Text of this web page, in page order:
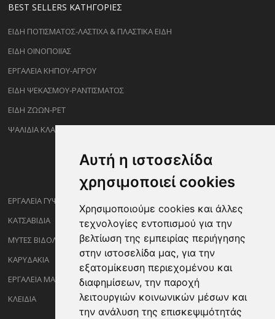
Αυτή η ιστοσελίδα
χρησιμοποιεί cookies
Χρησιμοποιούμε cookies και άλλες
τεχνολογίες εντοπισμού για την
βελτίωση της εμπειρίας περιήγησης
στην ιστοσελίδα μας, για την
εξατομίκευση περιεχομένου και
διαφημίσεων, την παροχή
λειτουργιών κοινωνικών μέσων και
την ανάλυση της επισκεψιμότητάς
BEST SELLERS ΚΑΤΗΓΟΡΊΕΣ
ΕΙΔΗ ΠΟΤΙΣΜΑΤΟΣ-ΛΑΣΤΙΧΑ & ΠΛΑΣΤΙΚΑ ΕΙΔΗ
ΕΙΔΗ ΟΙΝΟΠΟΙΪΑΣ
ΕΡΓΑΛΕΙΑ ΚΗΠΟΥ-ΑΓΡΟΥ
ΕΙΔΗ ΨΕΚΑΣΜΟΥ-ΡΑΝΤΙΣΜΑΤΟΣ
ΕΙΔΗ ΖΩΩΝ-PET
ΨΑΛΙΔΙΑ ΚΛΑΔΕΜΑΤΟΣ
ΕΡΓΑΛΕΙΑ ΓΥΨΟΣΑΝΙΔΑΣ
ΚΑΤΣΑΒΙΔΙΑ
ΜΥΤΕΣ ΒΙΔΟΛΟΓΩΝ
ΚΑΡΥΔΑΚΙΑ
ΕΡΓΑΛΕΙΑ ΜΑΡΑΓΓΩΝ
ΚΛΕΙΔΙΑ